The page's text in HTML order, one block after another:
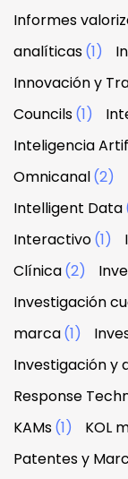
Informes
analíticas(1)
Innovación y
Councils(1)
Inteligencia
Omnicanal(2)
Intelligent Data
Interactivo(1)
Clínica(2)
Investigación
marca(1)
Investigación y
Response
KAMs(1) KOL
Patentes y